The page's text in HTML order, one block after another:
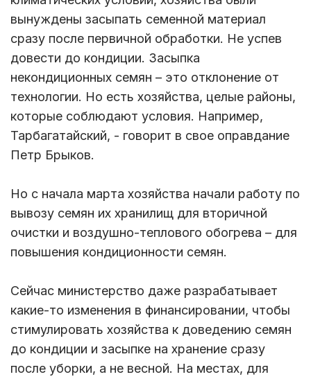
вынуждены засыпать семенной материал
сразу после первичной обработки. Не успев
довести до кондиции. Засыпка
некондиционных семян – это отклонение от
технологии. Но есть хозяйства, целые районы,
которые соблюдают условия. Например,
Тарбагатайский, - говорит в свое оправдание
Петр Брыков.
Но с начала марта хозяйства начали работу по
вывозу семян их хранилищ для вторичной
очистки и воздушно-теплового обогрева – для
повышения кондиционности семян.
Сейчас министерство даже разрабатывает
какие-то изменения в финансировании, чтобы
стимулировать хозяйства к доведению семян
до кондиции и засыпке на хранение сразу
после уборки, а не весной. На местах, для